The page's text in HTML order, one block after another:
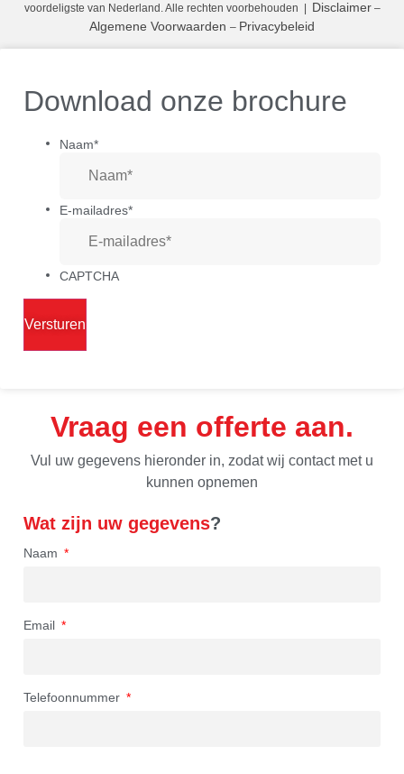
voordeligste van Nederland. Alle rechten voorbehouden
Disclaimer–
Algemene Voorwaarden – Privacybeleid
Download onze brochure
Naam*
E-mailadres*
CAPTCHA
Vraag een offerte aan
Vul uw gegevens hieronder in, zodat wij contact met u
kunnen opnemen
Wat zijn uw gegevens?
Naam
Email
Telefoonnummer